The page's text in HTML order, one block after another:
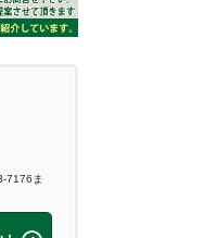
7176ま